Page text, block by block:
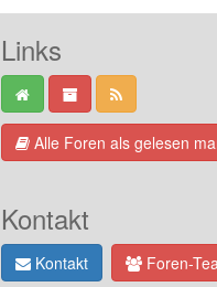
Links
Alle Foren als gelesen
Kontakt
Kontakt Foren-